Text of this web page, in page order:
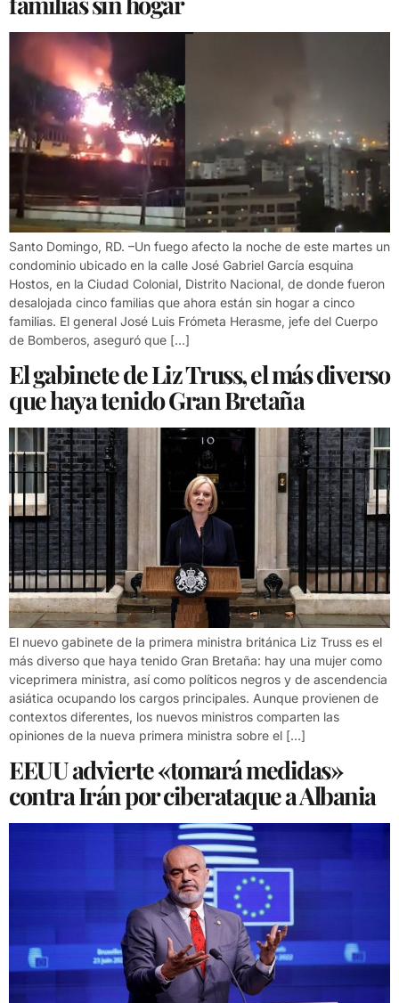
Santo Domingo, RD. –Un fuego afecto la noche de este martes un
condominio ubicado en la calle José Gabriel García esquina
Hostos, en la Ciudad Colonial, Distrito Nacional, de donde fueron
desalojada cinco familias que ahora están sin hogar a cinco
familias. El general José Luis Frómeta Herasme, jefe del Cuerpo
de Bomberos, aseguró que […]
El gabinete de Liz Truss, el más diverso
que haya tenido Gran Bretaña
El nuevo gabinete de la primera ministra británica Liz Truss es el
más diverso que haya tenido Gran Bretaña: hay una mujer como
viceprimera ministra, así como políticos negros y de ascendencia
asiática ocupando los cargos principales. Aunque provienen de
contextos diferentes, los nuevos ministros comparten las
opiniones de la nueva primera ministra sobre el […]
EEUU advierte «tomará medidas»
contra Irán por ciberataque a Albania